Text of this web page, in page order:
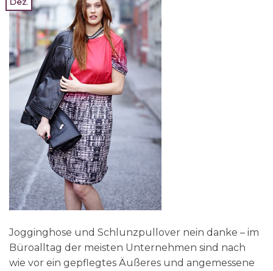
Dez.
Jogginghose und Schlunzpullover nein danke – im
Büroalltag der meisten Unternehmen sind nach
wie vor ein gepflegtes Äußeres und angemessene